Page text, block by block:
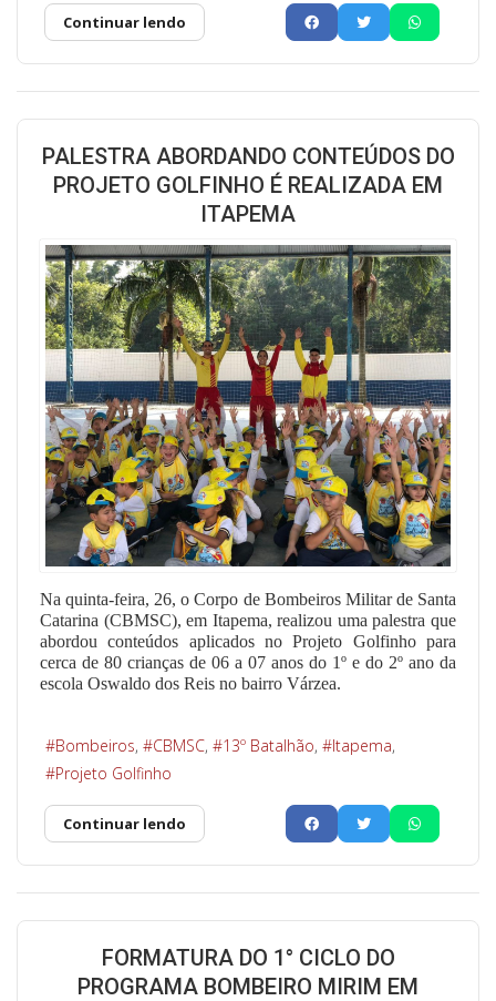
Continuar lendo
PALESTRA ABORDANDO CONTEÚDOS DO
PROJETO GOLFINHO É REALIZADA EM
ITAPEMA
Na quinta-feira, 26, o Corpo de Bombeiros Militar de Santa
Catarina (CBMSC), em Itapema, realizou uma palestra que
abordou conteúdos aplicados no Projeto Golfinho para
cerca de 80 crianças de 06 a 07 anos do 1º e do 2º ano da
escola Oswaldo dos Reis no bairro Várzea.
Bombeiros CBMSC 13º Batalhão
Itapema
Projeto Golfinho
Continuar lendo
FORMATURA DO 1° CICLO DO
PROGRAMA BOMBEIRO MIRIM EM